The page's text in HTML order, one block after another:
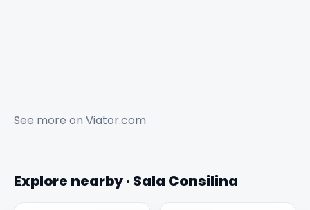
See more on Viator.com
Explore nearby · Sala Consilina